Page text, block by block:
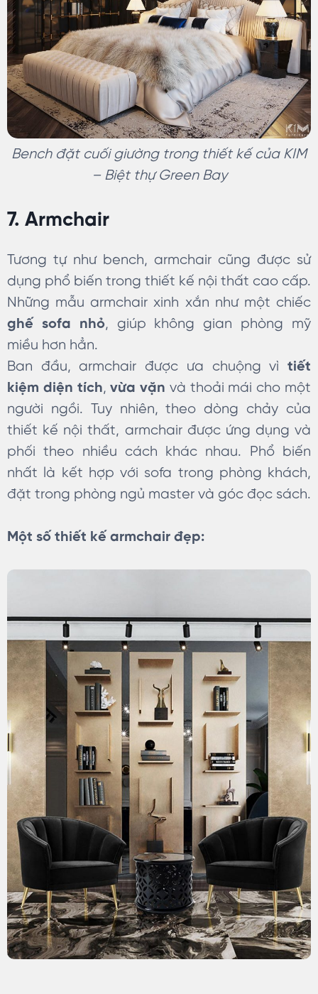
Bench đặt cuối giường trong thiết kế của KIM
– Biệt thự Green Bay
7. Armchair
Tương tự như bench, armchair cũng được sử
dụng phổ biến trong thiết kế nội thất cao cấp.
Những mẫu armchair xinh xắn như một chiếc
ghế sofa nhỏ, giúp không gian phòng mỹ
miều hơn hẳn.
Ban đầu, armchair được ưa chuộng vì tiết
kiệm diện tích,vừa vặn và thoải mái cho một
người ngồi. Tuy nhiên, theo dòng chảy của
thiết kế nội thất, armchair được ứng dụng và
phối theo nhiều cách khác nhau. Phổ biến
nhất là kết hợp với sofa trong phòng khách,
đặt trong phòng ngủ master và góc đọc sách.
Một số thiết kế armchair đẹp: